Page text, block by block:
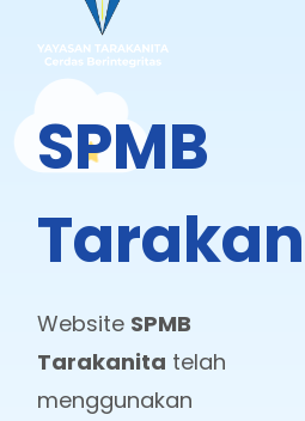
SPMB
Website SPMB
Tarakanita telah
menggunakan